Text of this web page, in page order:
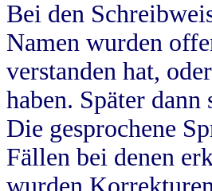
Bei den
Namen wurden
verstanden hat,
haben. Später
Die gesprochene
Fällen bei denen